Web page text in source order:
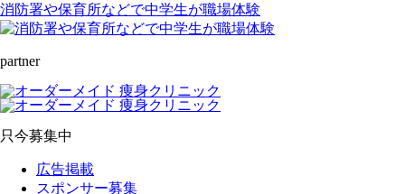
消防署や保育所などで中学生が職場体験
partner
只今募集中
広告掲載
スポンサー募集